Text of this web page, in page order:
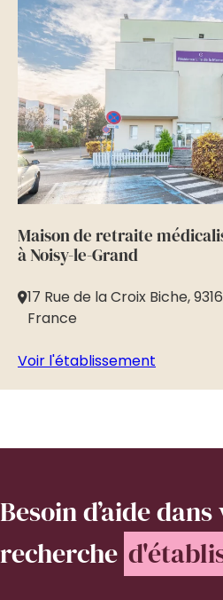
Maison de retraite
à Noisy-le-Grand
17 Rue de la Croix Biche,
France
Voir l'établissement
Besoin d’aidedans
recherche